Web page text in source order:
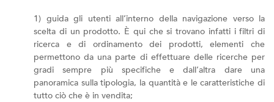
1) guida gli utenti all’interno della navigazione verso la
scelta di un prodotto. È qui che si trovano infatti i filtri di
ricerca e di ordinamento dei prodotti, elementi che
permettono da una parte di effettuare delle ricerche per
gradi sempre più specifiche e dall’altra dare una
panoramica sulla tipologia, la quantità e le caratteristiche di
tutto ciò che è in vendita;